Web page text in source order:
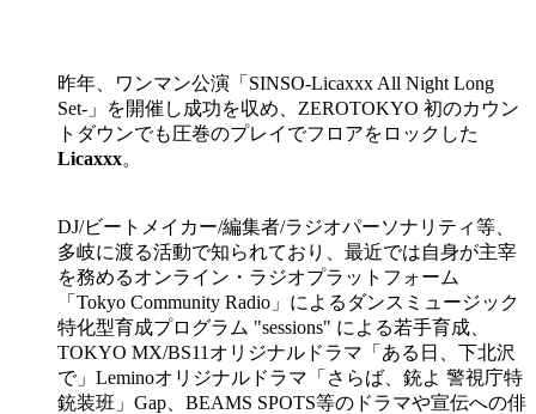
昨年、ワンマン公演「SINSO-Licaxxx All Night Long
Set-」を開催し成功を収め、ZEROTOKYO 初のカウン
トダウンでも圧巻のプレイでフロアをロックした
Licaxxx。
DJ/ビートメイカー/編集者/ラジオパーソナリティ等、
多岐に渡る活動で知られており、最近では自身が主宰
を務めるオンライン・ラジオプラットフォーム
「Tokyo Community Radio」によるダンスミュージック
特化型育成プログラム "sessions" による若手育成、
TOKYO MX/BS11オリジナルドラマ「ある日、下北沢
で」Leminoオリジナルドラマ「さらば、銃よ 警視庁特
銃装班」Gap、BEAMS SPOTS等のドラマや宣伝への俳